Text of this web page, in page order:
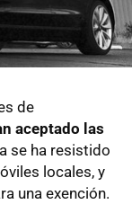
de
aceptado las
se ha resistido
locales, y
una exención.